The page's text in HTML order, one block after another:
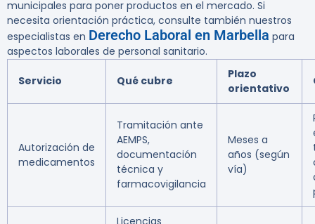
municipales para poner productos en el mercado. Si
necesita orientación práctica, consulte también nuestros
especialistas en Derecho Laboral en Marbella para
aspectos laborales de personal sanitario.
Servicio Qué cubre
Plazo
orientativo
Autorización de
medicamentos
Tramitación ante
AEMPS,
documentación
técnica y
farmacovigilancia
Meses a
años (según
vía)